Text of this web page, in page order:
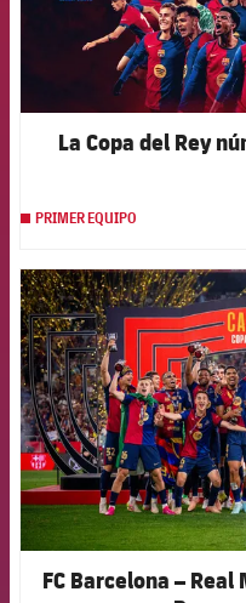
La Copa del Rey
PRIMER EQUIPO
FC Barcelona – Real